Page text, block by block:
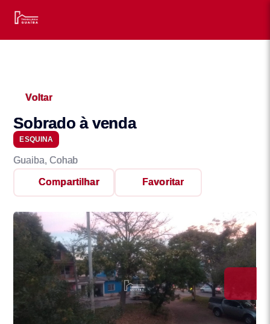
Voltar
Sobrado à venda
ESQUINA
Guaiba, Cohab
Compartilhar Favoritar